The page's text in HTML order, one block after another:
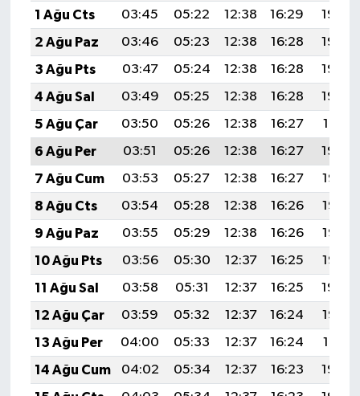
1 Ağu Cts
03:45 05:22 12:38 16:29
19:45
2 Ağu Paz
03:46 05:23 12:38 16:28
19:44
3 Ağu Pts
03:47 05:24 12:38 16:28
19:43
4 Ağu Sal
03:49 05:25 12:38 16:28
19:42
5 Ağu Çar
03:50 05:26 12:38 16:27
19:41
6 Ağu Per
03:51 05:26 12:38 16:27
19:40
7 Ağu Cum
03:53 05:27 12:38 16:27
19:38
8 Ağu Cts
03:54 05:28 12:38 16:26
19:37
9 Ağu Paz
03:55 05:29 12:38 16:26
19:36
10 Ağu Pts
03:56 05:30 12:37 16:25
19:35
11 Ağu Sal
03:58 05:31 12:37 16:25
19:34
12 Ağu Çar
03:59 05:32 12:37 16:24
19:33
13 Ağu Per
04:00 05:33 12:37 16:24
19:31
14 Ağu Cum
04:02 05:34 12:37 16:23
19:30